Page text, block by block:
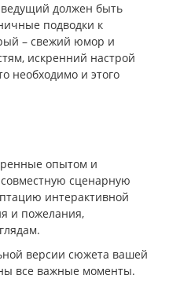
должен быть
подводки к
– свежий юмор и
искренний настрой
необходимо и этого
опытом и
сценарную
интерактивной
и пожелания,
версии сюжета вашей
все важные моменты.